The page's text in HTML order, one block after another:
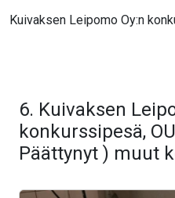
Kuivaksen Leipomo Oy:n
6. Kuivaksen
konkurssipesä,
Päättynyt ) muut